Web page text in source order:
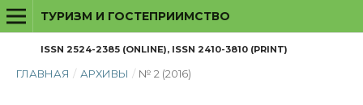
ТУРИЗМ И ГОСТЕПРИИМСТВО
ISSN 2524-2385 (ONLINE), ISSN 2410-3810 (PRINT)
ГЛАВНАЯ / АРХИВЫ / № 2 (2016)